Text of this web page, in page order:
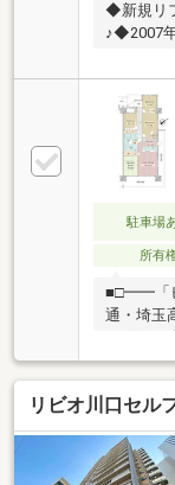
◆新規リ
♪◆2007
(規約に
ム、キ
あり 月
月）◆駐
周辺施
分（
（340m
駐車場
所有
■□━━「
通・埼玉
オール電
■2面バ
続き間設
り)■共有
ルーム(
償) ほか■
リビオ川口セル